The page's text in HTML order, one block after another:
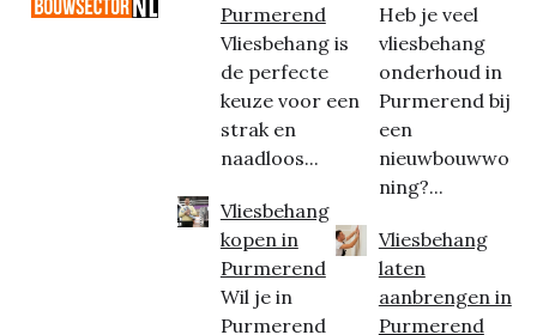
Purmerend
Vliesbehang is
de perfecte
keuze voor een
strak en
naadloos...
Vliesbehang
kopen in
Purmerend
Wil je in
Purmerend
Heb je veel
vliesbehang
onderhoud in
Purmerend bij
een
nieuwbouwwo
ning?...
Vliesbehang
laten
aanbrengen in
Purmerend